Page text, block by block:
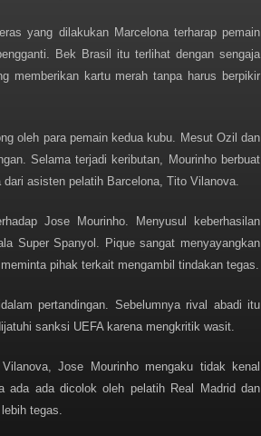
yang dilakukan Marcelona terharap pemain
Bek Brasil itu terlihat dengan sengaja
memberikan kartu merah tanpa harus berpikir
oleh para pemain kedua kubu. Mesut Ozil dan
Selama terjadi keributan, Mourinho berbuat
asisten pelatih Barcelona, Tito Vilanova.
Jose Mourinho. Menyusul keberhasilan
Super Spanyol. Pique sangat menyayangkan
pihak terkait mengambil tindakan tegas.
pertandingan. Sebelumnya rival abadi itu
sanksi UEFA karena mengkritik wasit.
Jose Mourinho mengaku tidak kenal
ada ada dicolok oleh pelatih Real Madrid dan
tegas.